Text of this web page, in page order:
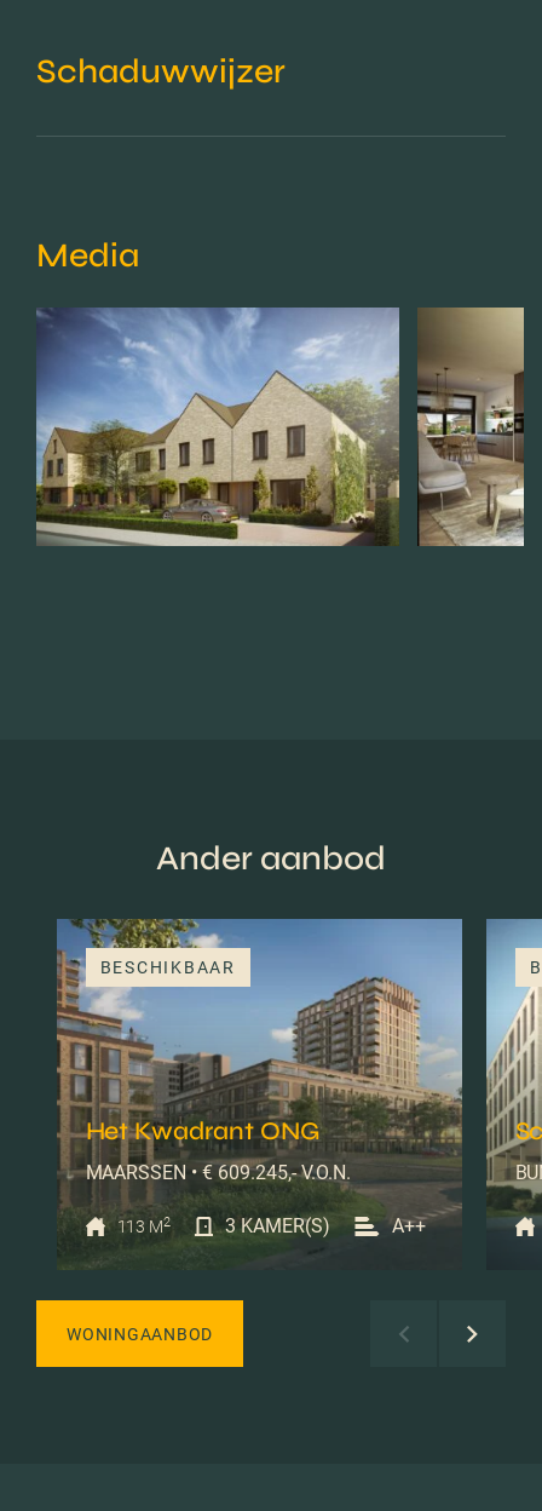
Schaduwwijzer
Media
Ander aanbod
BESCHIKBAAR
Het Kwadrant ONG
MAARSSEN • € 609.245,- V.O.N.
113 M2 3 KAMER(S) A++
WONINGAANBOD